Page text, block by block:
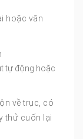
hoặc văn
tự động hoặc
về trục, có
thử cuốn lại